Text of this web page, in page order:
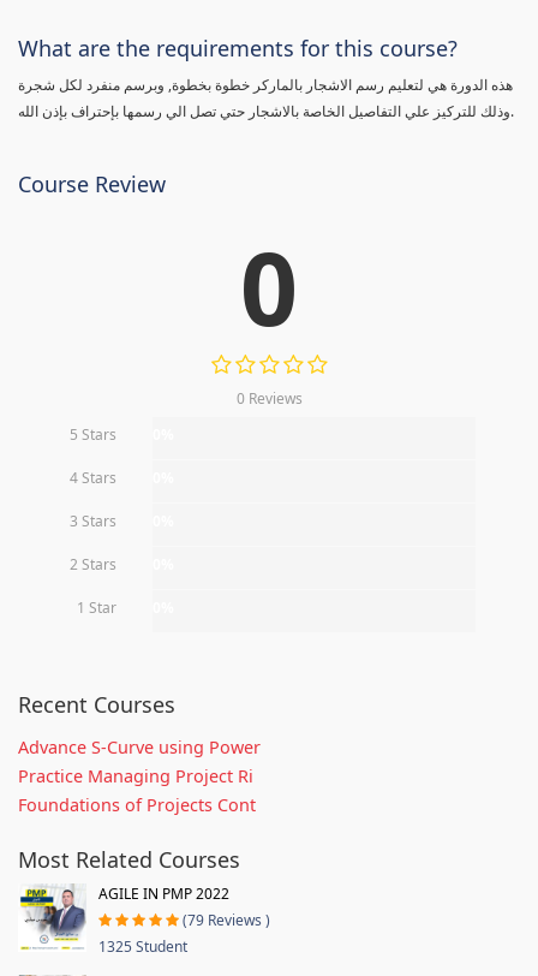
What are the requirements for this course?
هذه الدورة هي لتعليم رسم الاشجار بالماركر خطوة بخطوة, وبرسم منفرد لكل شجرة
وذلك للتركيز علي التفاصيل الخاصة بالاشجار حتي تصل الي رسمها بإحتراف بإذن الله.
Course Review
0
0 Reviews
5 Stars
4 Stars
3 Stars
2 Stars
1 Star
Recent Courses
Advance S-Curve using Power
Practice Managing Project Ri
Foundations of Projects Cont
Most Related Courses
AGILE IN PMP 2022
(79 Reviews )
1325 Student